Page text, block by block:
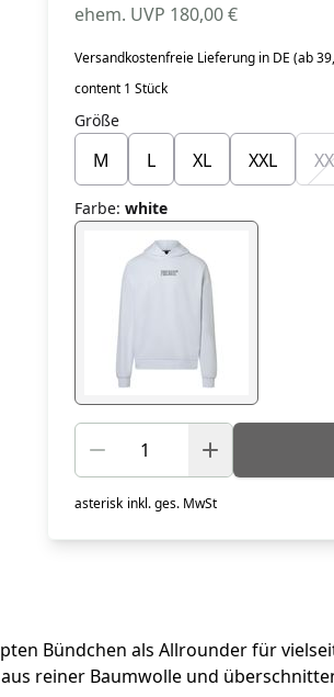
ehem. UVP 180,00 €
Versandkostenfreie Lieferung in DE (ab
content 1 Stück
Größe
M L XL XXL
Farbe: white
asterisk inkl. ges. MwSt
Bündchen als Allrounder für
reiner Baumwolle und